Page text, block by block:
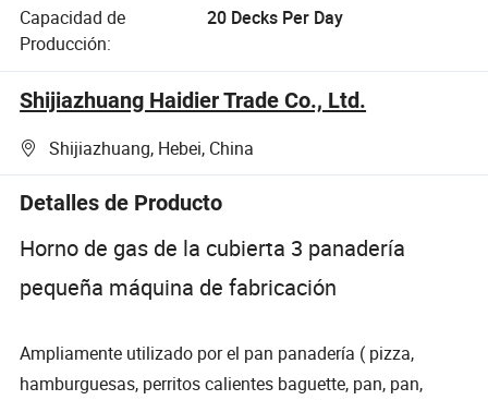
Capacidad de
Producción:
20 Decks Per Day
Shijiazhuang Haidier Trade Co., Ltd.
Shijiazhuang, Hebei, China
Detalles de Producto
Horno de gas de la cubierta 3 panadería
pequeña máquina de fabricación
Ampliamente utilizado por el pan panadería ( pizza,
hamburguesas, perritos calientes baguette, pan, pan,